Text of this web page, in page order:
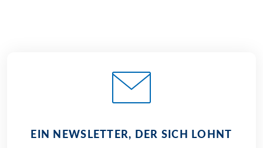
EIN NEWSLETTER, DER SICH LOHNT